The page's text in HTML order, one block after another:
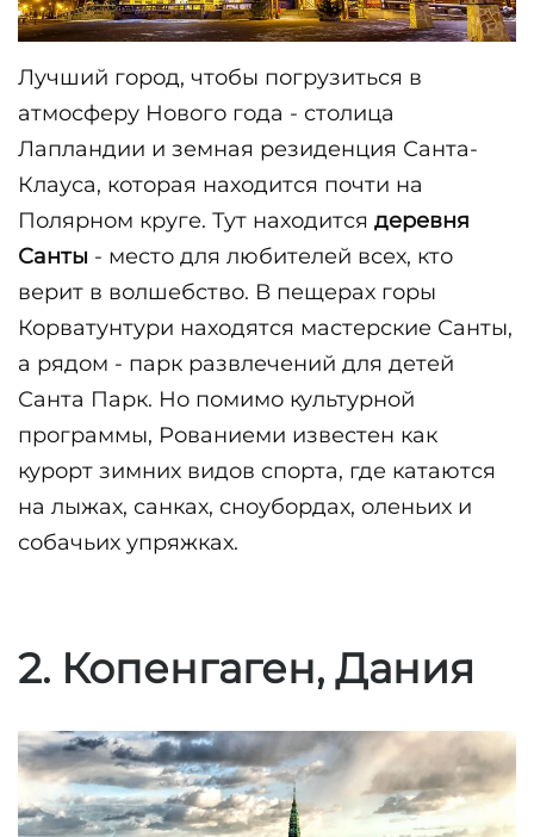
Лучший город, чтобы погрузиться в
атмосферу Нового года - столица
Лапландии и земная резиденция Санта-
Клауса, которая находится почти на
Полярном круге. Тут находится деревня
Санты - место для любителей всех, кто
верит в волшебство. В пещерах горы
Корватунтури находятся мастерские Санты,
а рядом - парк развлечений для детей
Санта Парк. Но помимо культурной
программы, Рованиеми известен как
курорт зимних видов спорта, где катаются
на лыжах, санках, сноубордах, оленьих и
собачьих упряжках.
2. Копенгаген, Дания